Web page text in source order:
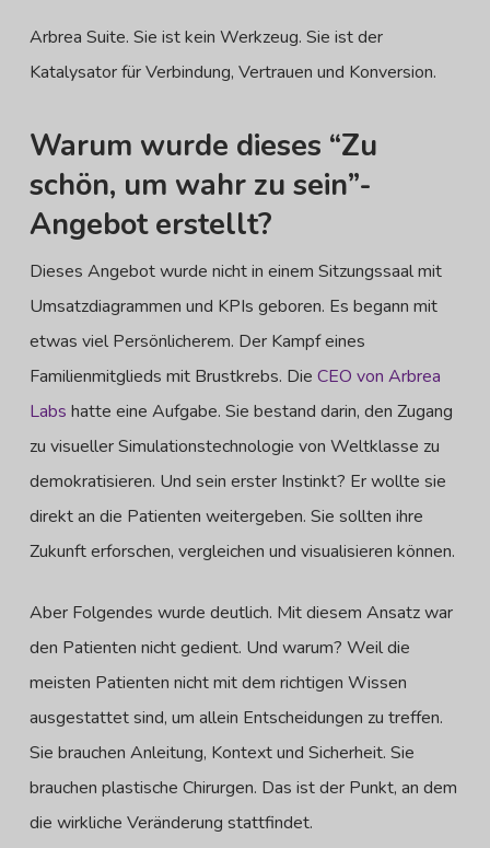
Arbrea Suite. Sie ist kein Werkzeug. Sie ist der
Katalysator für Verbindung, Vertrauen und Konversion.
Warum wurde dieses “Zu
schön, um wahr zu sein”-
Angebot erstellt?
Dieses Angebot wurde nicht in einem Sitzungssaal mit
Umsatzdiagrammen und KPIs geboren. Es begann mit
etwas viel Persönlicherem. Der Kampf eines
Familienmitglieds mit Brustkrebs. Die CEO von Arbrea
Labs hatte eine Aufgabe. Sie bestand darin, den Zugang
zu visueller Simulationstechnologie von Weltklasse zu
demokratisieren. Und sein erster Instinkt? Er wollte sie
direkt an die Patienten weitergeben. Sie sollten ihre
Zukunft erforschen, vergleichen und visualisieren können.
Aber Folgendes wurde deutlich. Mit diesem Ansatz war
den Patienten nicht gedient. Und warum? Weil die
meisten Patienten nicht mit dem richtigen Wissen
ausgestattet sind, um allein Entscheidungen zu treffen.
Sie brauchen Anleitung, Kontext und Sicherheit. Sie
brauchen plastische Chirurgen. Das ist der Punkt, an dem
die wirkliche Veränderung stattfindet.